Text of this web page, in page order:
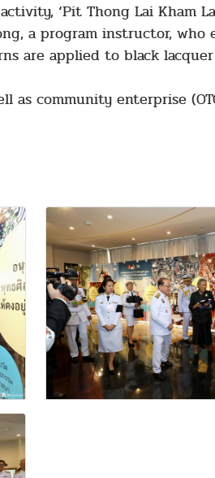
‘Pit Thong Lai Kham
a program instructor, who
are applied to black
as community enterprise